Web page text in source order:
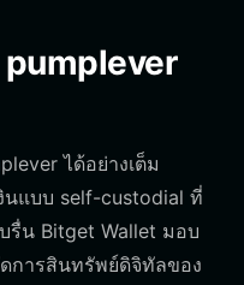
ได้อย่างเต็ม
นแบบ self-custodial ที่
รื่น Bitget Wallet มอบ
การสินทรัพย์ดิจิทัลของ